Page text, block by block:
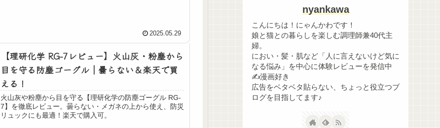
2025.05.29
【理研化学 RG-7レビュー】火山灰・粉塵から
目を守る防塵ゴーグル｜曇らない＆楽天で買
える！
火山灰や粉塵から目を守る【理研化学の防塵ゴーグル RG-
7】を徹底レビュー。曇らない・メガネの上から使え、防災
リュックにも最適！楽天で購入可。
nyankawa
こんにちは！にゃんかわです！
娘と猫との暮らしを楽しむ調理師兼40代主
婦。
におい・髪・肌など「人に言えないけど気に
なる悩み」を中心に体験レビューを発信中
✍️漫画好き
広告をベタベタ貼らない、ちょっと役立つブ
ログを目指してます♪